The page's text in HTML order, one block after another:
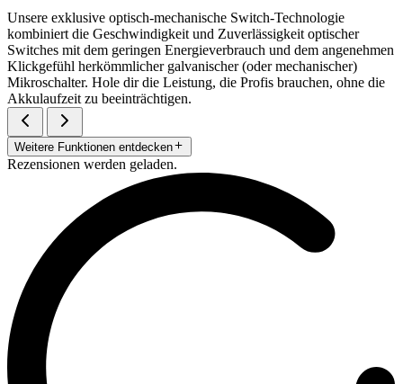
Unsere exklusive optisch-mechanische Switch-Technologie
kombiniert die Geschwindigkeit und Zuverlässigkeit optischer
Switches mit dem geringen Energieverbrauch und dem angenehmen
Klickgefühl herkömmlicher galvanischer (oder mechanischer)
Mikroschalter. Hole dir die Leistung, die Profis brauchen, ohne die
Akkulaufzeit zu beeinträchtigen.
Weitere Funktionen entdecken
Rezensionen werden geladen.